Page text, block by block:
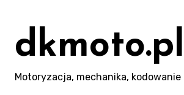
contentdkmoto.pl
Motoryzacja, mechanika, kodowanie